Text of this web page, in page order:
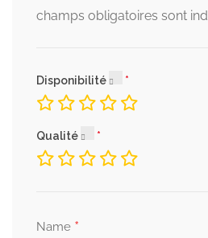
champs obligatoires sont
Disponibilité
Qualité
Name *